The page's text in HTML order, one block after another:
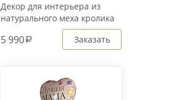
Декор для интерьера из
натурального меха кролика
Рекс "Сердце" IM20601
5 990a Заказать